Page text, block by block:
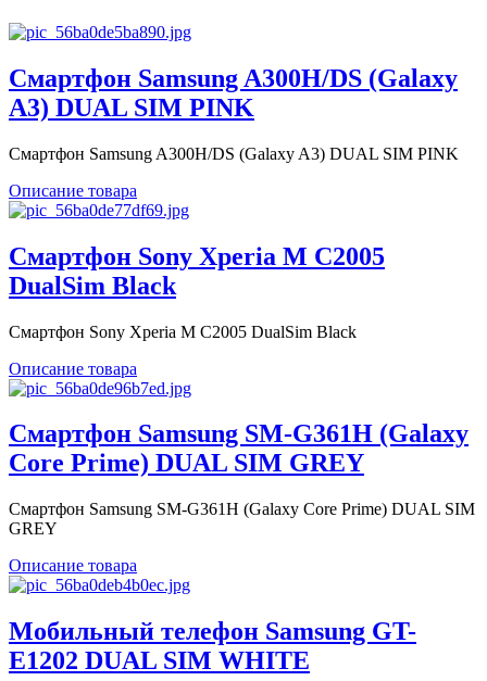
Смартфон Samsung A300H/DS (Galaxy
A3) DUAL SIM PINK
Смартфон Samsung A300H/DS (Galaxy A3) DUAL SIM PINK
Описание товара
Смартфон Sony Xperia M C2005
DualSim Black
Смартфон Sony Xperia M C2005 DualSim Black
Описание товара
Смартфон Samsung SM-G361H (Galaxy
Core Prime) DUAL SIM GREY
Смартфон Samsung SM-G361H (Galaxy Core Prime) DUAL SIM
GREY
Описание товара
Мобильный телефон Samsung GT-
E1202 DUAL SIM WHITE